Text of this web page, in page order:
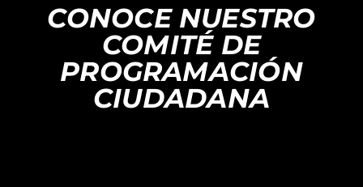
CONOCE NUESTRO
COMITÉ DE
PROGRAMACIÓN
CIUDADANA